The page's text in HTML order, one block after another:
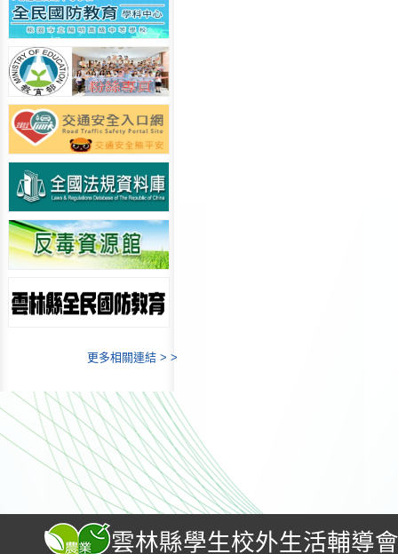
更多相關連結 > >
雲林縣學生校外生活輔導會